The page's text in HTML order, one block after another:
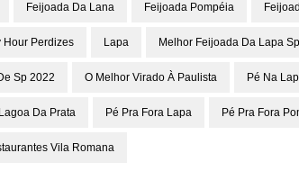
Feijoada Da Lana Feijoada Pompéia
Hour Perdizes Lapa Melhor Feijoada Da Lapa Sp
Sp 2022 O Melhor Virado À Paulista Pé Na
Da Prata Pé Pra Fora Lapa Pé Pra Fora
Vila Romana